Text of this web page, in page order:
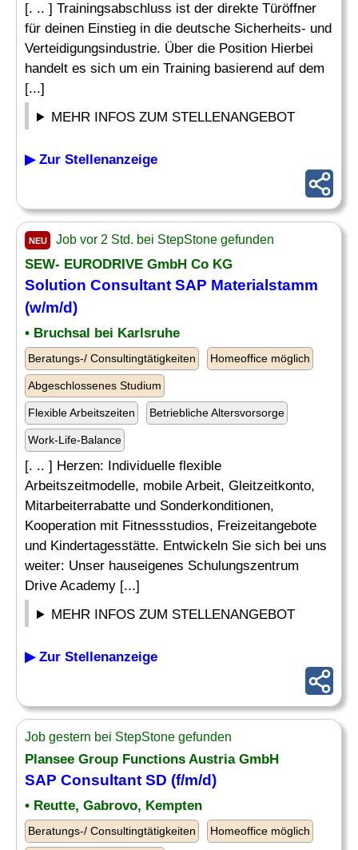
[. .. ] Trainingsabschluss ist der direkte Türöffner
für deinen Einstieg in die deutsche Sicherheits- und
Verteidigungsindustrie. Über die Position Hierbei
handelt es sich um ein Training basierend auf dem
[...]
MEHR INFOS ZUM STELLENANGEBOT
▶ Zur Stellenanzeige
NEU Job vor 2 Std. bei StepStone gefunden
SEW- EURODRIVE GmbH Co KG
Solution Consultant SAP Materialstamm
(w/m/d)
• Bruchsal bei Karlsruhe
Beratungs-/ Consultingtätigkeiten Homeoffice möglich
Abgeschlossenes Studium
Flexible Arbeitszeiten Betriebliche Altersvorsorge
Work-Life-Balance
[. .. ] Herzen: Individuelle flexible
Arbeitszeitmodelle, mobile Arbeit, Gleitzeitkonto,
Mitarbeiterrabatte und Sonderkonditionen,
Kooperation mit Fitnessstudios, Freizeitangebote
und Kindertagesstätte. Entwickeln Sie sich bei uns
weiter: Unser hauseigenes Schulungszentrum
Drive Academy [...]
MEHR INFOS ZUM STELLENANGEBOT
▶ Zur Stellenanzeige
Job gestern bei StepStone gefunden
Plansee Group Functions Austria GmbH
SAP Consultant SD (f/m/d)
• Reutte, Gabrovo, Kempten
Beratungs-/ Consultingtätigkeiten Homeoffice möglich